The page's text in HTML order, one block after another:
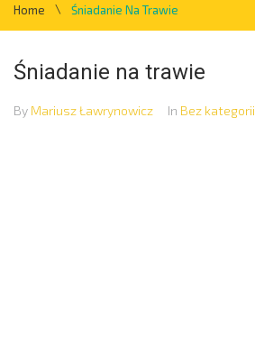
Home \ Śniadanie Na Trawie
Śniadanie na trawie
By Mariusz Ławrynowicz In Bez kategorii